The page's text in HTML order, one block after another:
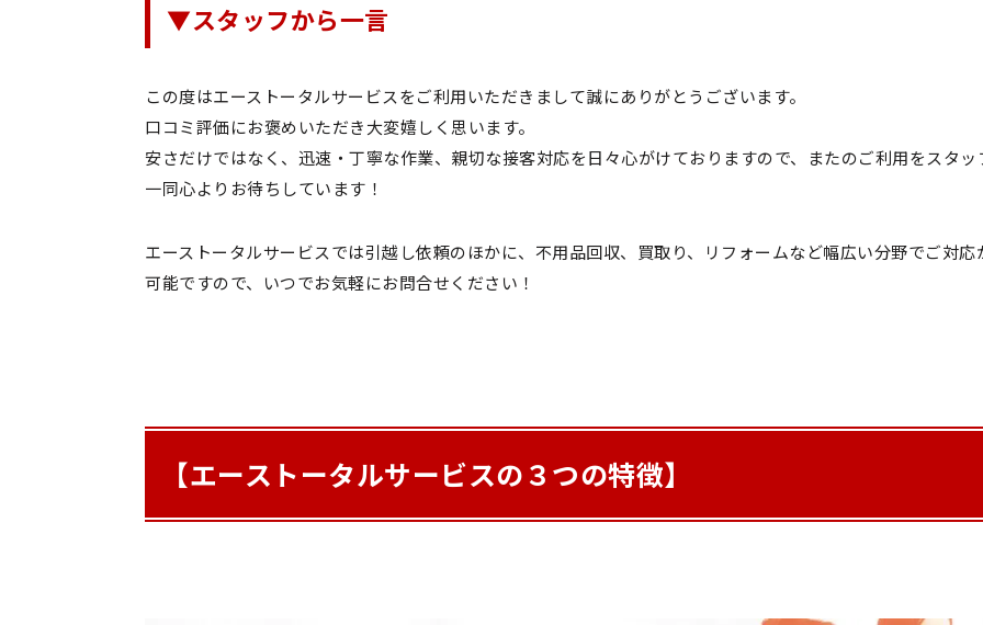
▼スタッフから一言
この度はエーストータルサービスをご利用いただきまして誠にありがとうございます。
口コミ評価にお褒めいただき大変嬉しく思います。
安さだけではなく、迅速・丁寧な作業、親切な接客対応を日々心がけておりますので、またのご利用をスタッ
一同心よりお待ちしています！
エーストータルサービスでは引越し依頼のほかに、不用品回収、買取り、リフォームなど幅広い分野でご対応
可能ですので、いつでお気軽にお問合せください！
【エーストータルサービスの３つの特徴】